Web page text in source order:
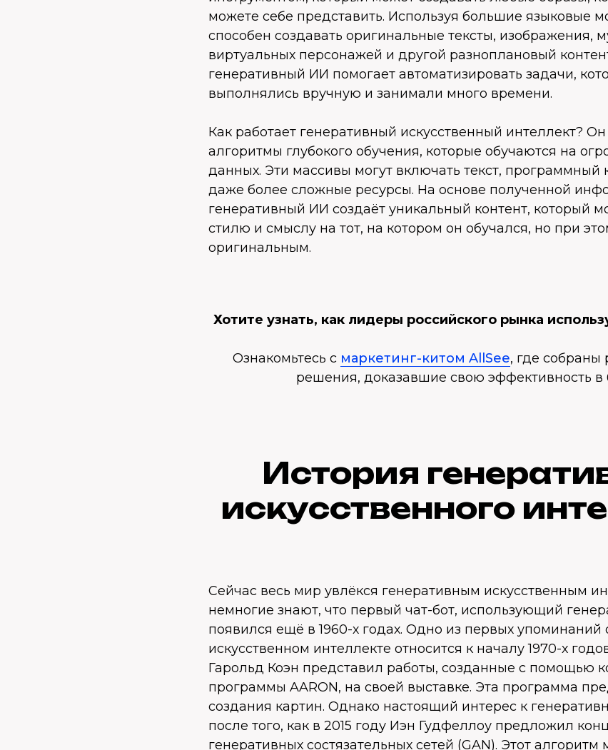
можете себе представить. Используя большие языковые
способен создавать оригинальные тексты, изображения,
виртуальных персонажей и другой разноплановый
генеративный ИИ помогает автоматизировать задачи,
выполнялись вручную и занимали много времени.
Как работает генеративный искусственный интеллект? Он
алгоритмы глубокого обучения, которые обучаются на
данных. Эти массивы могут включать текст, программный
даже более сложные ресурсы. На основе полученной
генеративный ИИ создаёт уникальный контент, который
стилю и смыслу на тот, на котором он обучался, но при
оригинальным.
Хотите узнать, как лидеры российского рынка
Ознакомьтесь с маркетинг-китом AllSee, где собраны
решения, доказавшие свою эффективность в
История
искусственного
Сейчас весь мир увлёкся генеративным искусственным
немногие знают, что первый чат-бот, использующий
появился ещё в 1960-х годах. Одно из первых упоминаний
искусственном интеллекте относится к началу 1970-х
Гарольд Коэн представил работы, созданные с помощью
программы AARON, на своей выставке. Эта программа
создания картин. Однако настоящий интерес к
после того, как в 2015 году Иэн Гудфеллоу предложил
генеративных состязательных сетей (GAN). Этот